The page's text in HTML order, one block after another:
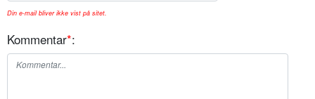
Din e-mail bliver ikke vist på sitet.
Kommentar*: